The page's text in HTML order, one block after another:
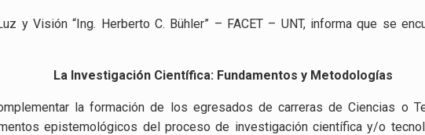
y Visión “Ing. Herberto C. Bühler” – FACET – UNT, informa que se
La Investigación Científica: Fundamentos y Metodologías
la formación de los egresados de carreras de Ciencias o
epistemológicos del proceso de investigación científica y/o